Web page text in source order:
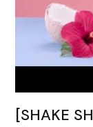
[SHAKE